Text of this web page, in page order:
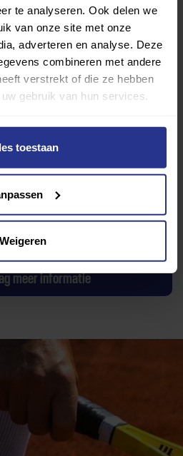
te analyseren. Ook delen we
van onze site met onze
adverteren en analyse. Deze
combineren met andere
verstrekt of die ze hebben
gebruik van hun services.
toestaan
Weigeren
club? Klik hier
meer informatie